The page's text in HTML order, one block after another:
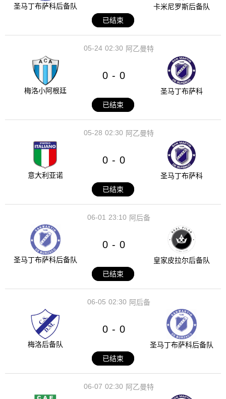
圣马丁布萨科后备队
卡米尼罗斯后备队
已结束
02:30
05-24 阿乙曼特
梅洛小阿根廷
0 - 0
圣马丁布萨科
已结束
02:30
05-28 阿乙曼特
意大利亚诺
0 - 0
圣马丁布萨科
已结束
23:10
06-01 阿后备
圣马丁布萨科后备队
0 - 0
皇家皮拉尔后备队
已结束
02:30
06-05 阿后备
梅洛后备队
0 - 0
圣马丁布萨科后备队
已结束
02:30
06-07 阿乙曼特